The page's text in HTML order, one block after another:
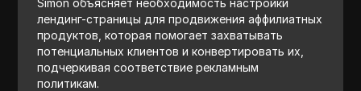
лендинг-страницы для продвижения аффилиатных
продуктов, которая помогает захватывать
потенциальных клиентов и конвертировать их,
подчеркивая соответствие рекламным
политикам.